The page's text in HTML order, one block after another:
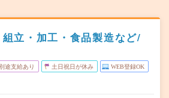
組立・加工・食品製造など/
途支給あり 土日祝日が休み WEB登録OK